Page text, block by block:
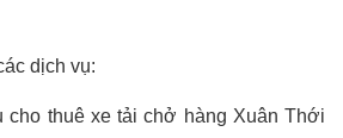
dịch vụ:
cho thuê xe tải chở hàng Xuân Thới